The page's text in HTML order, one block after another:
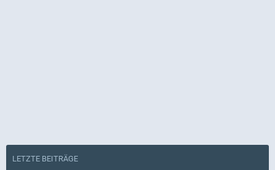
LETZTE BEITRÄGE